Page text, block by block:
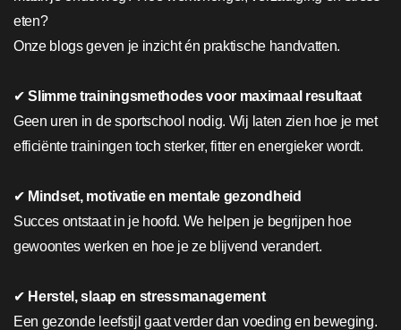
eten?
Onze blogs geven je inzicht én praktische handvatten.
✔Slimme trainingsmethodes voor maximaal resultaat
Geen uren in de sportschool nodig. Wij laten zien hoe je met
efficiënte trainingen toch sterker, fitter en energieker wordt.
✔ Mindset, motivatie en mentale gezondheid
Succes ontstaat in je hoofd. We helpen je begrijpen hoe
gewoontes werken en hoe je ze blijvend verandert.
✔ Herstel, slaap en stressmanagement
Een gezonde leefstijl gaat verder dan voeding en beweging.